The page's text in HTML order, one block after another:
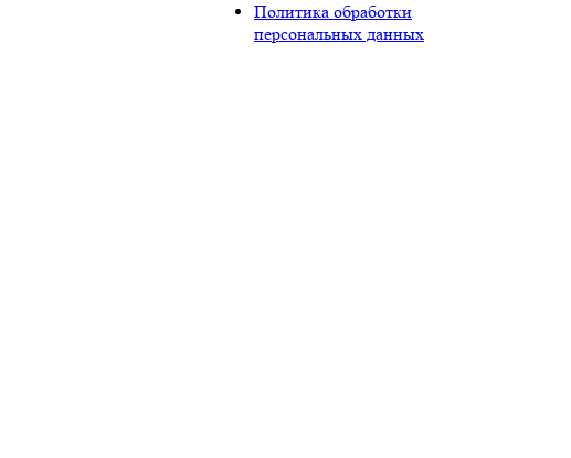
Политика обработки
персональных данных